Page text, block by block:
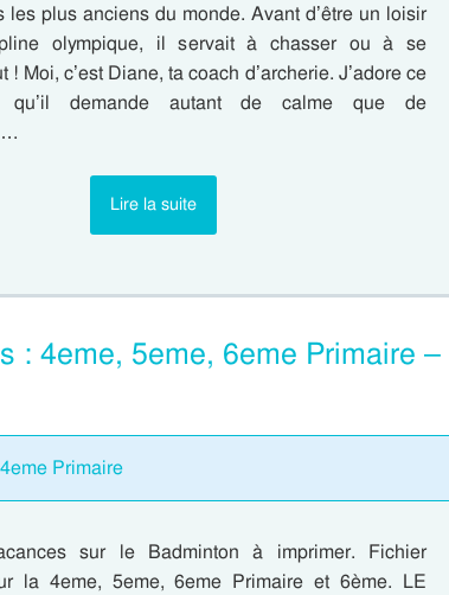
les plus anciens du monde. Avant d’être un loisir
olympique, il servait à chasser ou à se
! Moi, c’est Diane, ta coach d’archerie. J’adore ce
qu’il demande autant de calme que de
Lire la suite
: 4eme, 5eme, 6eme Primaire –
Primaire
sur le Badminton à imprimer. Fichier
la 4eme, 5eme, 6eme Primaire et 6ème. LE